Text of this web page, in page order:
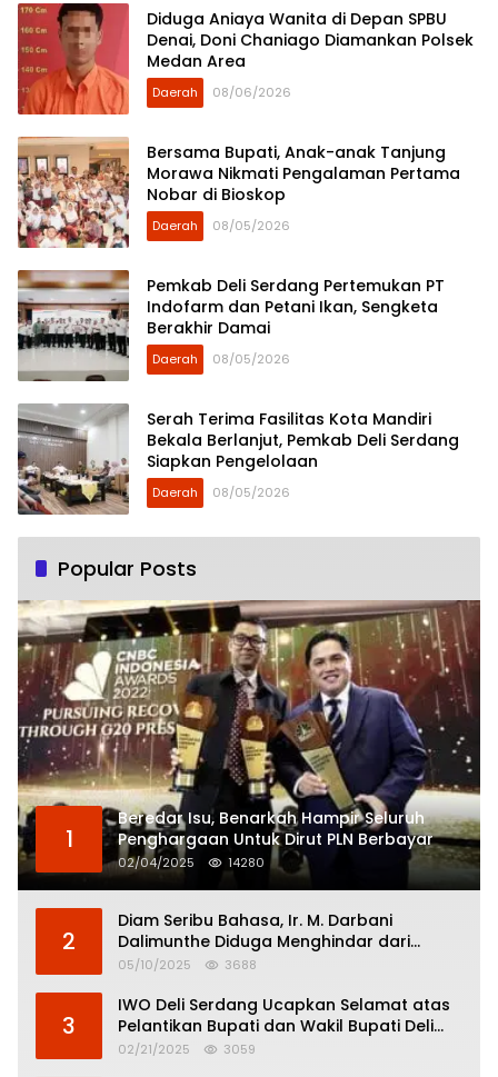
Diduga Aniaya Wanita di Depan SPBU
Denai, Doni Chaniago Diamankan Polsek
Medan Area
Daerah 08/06/2026
Bersama Bupati, Anak-anak Tanjung
Morawa Nikmati Pengalaman Pertama
Nobar di Bioskop
Daerah 08/05/2026
Pemkab Deli Serdang Pertemukan PT
Indofarm dan Petani Ikan, Sengketa
Berakhir Damai
Daerah 08/05/2026
Serah Terima Fasilitas Kota Mandiri
Bekala Berlanjut, Pemkab Deli Serdang
Siapkan Pengelolaan
Daerah 08/05/2026
Popular Posts
1
Beredar Isu, Benarkah Hampir Seluruh
Penghargaan Untuk Dirut PLN Berbayar
02/04/2025 14280
2
Diam Seribu Bahasa, Ir. M. Darbani
Dalimunthe Diduga Menghindar dari
Pertanggungjawaban Politik
05/10/2025 3688
3
IWO Deli Serdang Ucapkan Selamat atas
Pelantikan Bupati dan Wakil Bupati Deli
Serdang
02/21/2025 3059